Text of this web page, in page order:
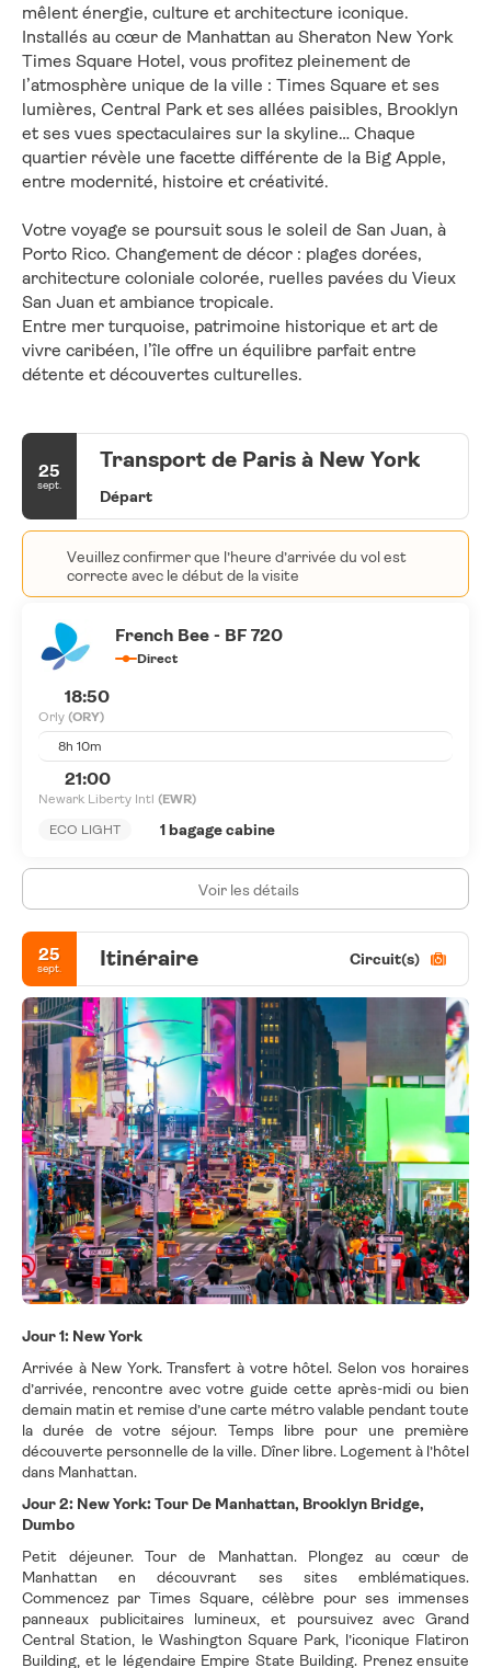
mêlent énergie, culture et architecture iconique.
Installés au cœur de Manhattan au Sheraton New York
Times Square Hotel, vous profitez pleinement de
l’atmosphère unique de la ville : Times Square et ses
lumières, Central Park et ses allées paisibles, Brooklyn
et ses vues spectaculaires sur la skyline… Chaque
quartier révèle une facette différente de la Big Apple,
entre modernité, histoire et créativité.
Votre voyage se poursuit sous le soleil de San Juan, à
Porto Rico. Changement de décor : plages dorées,
architecture coloniale colorée, ruelles pavées du Vieux
San Juan et ambiance tropicale.
Entre mer turquoise, patrimoine historique et art de
vivre caribéen, l’île offre un équilibre parfait entre
détente et découvertes culturelles.
25
sept.
Transport de Paris à New York
Départ
Veuillez confirmer que l’heure d’arrivée du vol est
correcte avec le début de la visite
French Bee - BF 720
Direct
18:50
Orly (ORY)
8h 10m
21:00
Newark Liberty Intl (EWR)
ECO LIGHT
1 bagage cabine
Voir les détails
25
sept. Itinéraire Circuit(s)
Jour 1: New York
Arrivée à New York. Transfert à votre hôtel. Selon vos horaires
d’arrivée, rencontre avec votre guide cette après-midi ou bien
demain matin et remise d’une carte métro valable pendant toute
la durée de votre séjour. Temps libre pour une première
découverte personnelle de la ville. Dîner libre. Logement à l’hôtel
dans Manhattan.
Jour 2: New York: Tour De Manhattan, Brooklyn Bridge,
Dumbo
Petit déjeuner. Tour de Manhattan. Plongez au cœur de
Manhattan en découvrant ses sites emblématiques.
Commencez par Times Square, célèbre pour ses immenses
panneaux publicitaires lumineux, et poursuivez avec Grand
Central Station, le Washington Square Park, l’iconique Flatiron
Building, et le légendaire Empire State Building. Prenez ensuite